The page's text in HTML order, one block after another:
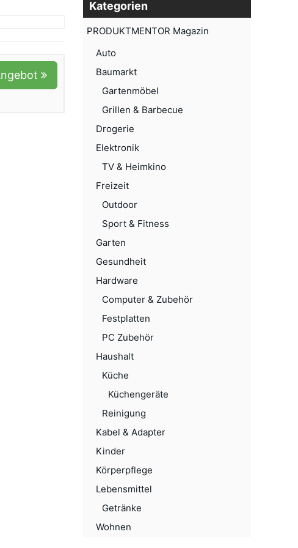
Kategorien
PRODUKTMENTOR Magazin
Auto
Baumarkt
Gartenmöbel
Grillen & Barbecue
Drogerie
Elektronik
TV & Heimkino
Freizeit
Outdoor
Sport & Fitness
Garten
Gesundheit
Hardware
Computer & Zubehör
Festplatten
PC Zubehör
Haushalt
Küche
Küchengeräte
Reinigung
Kabel & Adapter
Kinder
Körperpflege
Lebensmittel
Getränke
Wohnen